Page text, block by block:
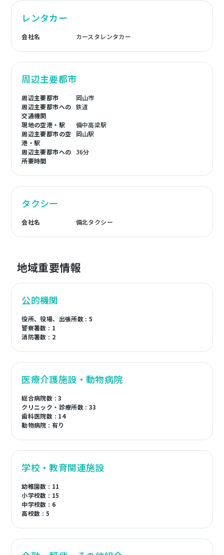
レンタカー
会社名 カースタレンタカー
周辺主要都市
周辺主要都市
岡山市
周辺主要都市への
交通機関
鉄道
現地の空港・駅
備中高梁駅
周辺主要都市の空
港・駅
岡山駅
周辺主要都市への
所要時間
36分
タクシー
会社名 備北タクシー
地域重要情報
公的機関
役所、役場、出張所数 : 5
警察署数 : 1
消防署数 : 2
医療介護施設・動物病院
総合病院数 : 3
クリニック・診療所数 : 33
歯科医院数 : 14
動物病院 : 有り
学校・教育関連施設
幼稚園数 : 11
小学校数 : 15
中学校数 : 6
高校数 : 5